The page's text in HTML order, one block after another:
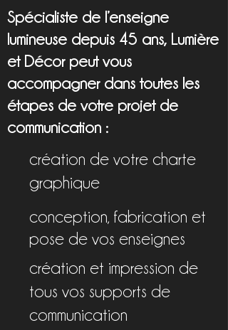
Spécialiste de l’enseigne
lumineuse depuis 45 ans, Lumière
et Décor peut vous
accompagner dans toutes les
étapes de votre projet de
communication :
création de votre charte
graphique
conception fabrication et
pose de vos enseignes
création et impression de
tous vos supports de
communication